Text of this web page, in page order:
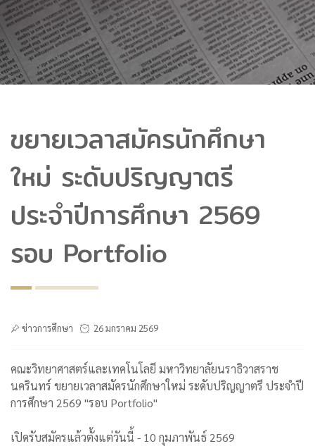
ขยายเวลาสมัครนักศึกษา
ใหม่ ระดับปริญญาตรี
ประจำปีการศึกษา 2569
รอบ Portfolio
ข่าวการศึกษา 26 มกราคม 2569
คณะวิทยาศาสตร์และเทคโนโลยี มหาวิทยาลัยนราธิวาสราช
นครินทร์ ขยายเวลาสมัครนักศึกษาใหม่ ระดับปริญญาตรี ประจำปี
การศึกษา 2569 "รอบ Portfolio"
เปิดรับสมัครแล้วตั้งแต่วันนี้ - 10 กุมภาพันธ์ 2569